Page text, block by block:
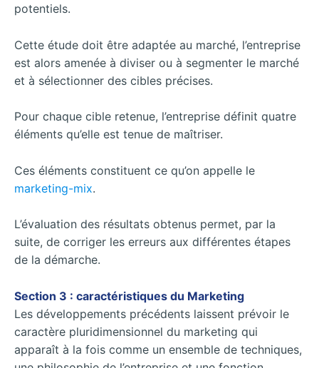
potentiels.
Cette étude doit être adaptée au marché, l’entreprise
est alors amenée à diviser ou à segmenter le marché
et à sélectionner des cibles précises.
Pour chaque cible retenue, l’entreprise définit quatre
éléments qu’elle est tenue de maîtriser.
Ces éléments constituent ce qu’on appelle le
marketing-mix.
L’évaluation des résultats obtenus permet, par la
suite, de corriger les erreurs aux différentes étapes
de la démarche.
Section 3 : caractéristiques du Marketing
Les développements précédents laissent prévoir le
caractère pluridimensionnel du marketing qui
apparaît à la fois comme un ensemble de techniques,